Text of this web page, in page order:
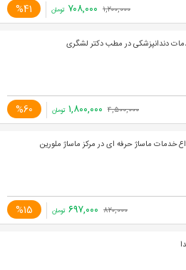
%41 ۱,۲۰۰,۰۰۰ ۷۰۸,۰۰۰ تومان
دندانپزشکی در مطب دکتر لشگری
%60 ۴,۵۰۰,۰۰۰ ۱,۸۰۰,۰۰۰ تومان
خدمات ماساژ حرفه ای در مرکز ماساژ ملورین
%15 ۸۲۰,۰۰۰ ۶۹۷,۰۰۰ تومان